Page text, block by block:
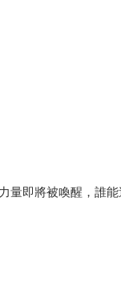
即將被喚醒，誰能